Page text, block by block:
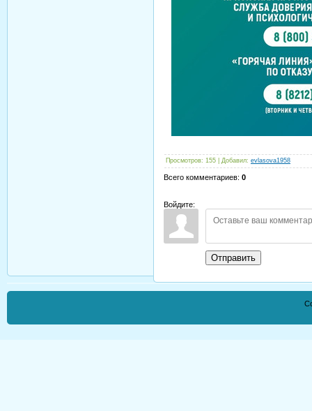
Просмотров: 155 Добавил: evlasova1958
Всего комментариев: 0
Войдите:
Отправить